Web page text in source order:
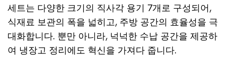
세트는 다양한 크기의 직사각 용기 7개로 구성되어,
식재료 보관의 폭을 넓히고, 주방 공간의 효율성을 극
대화합니다. 뿐만 아니라, 넉넉한 수납 공간을 제공하
여 냉장고 정리에도 혁신을 가져다 줍니다.